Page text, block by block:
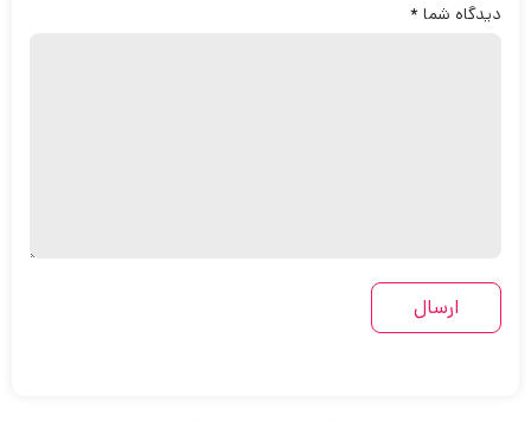
دیدگاه شما *